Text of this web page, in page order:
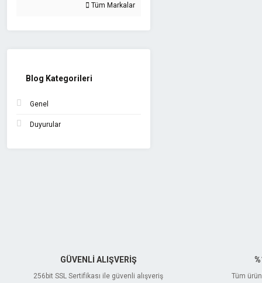
Tüm Markalar
Blog Kategorileri
Genel
Duyurular
GÜVENLİ ALIŞVERİŞ
256bit SSL Sertifikası ile güvenli alışveriş Tüm